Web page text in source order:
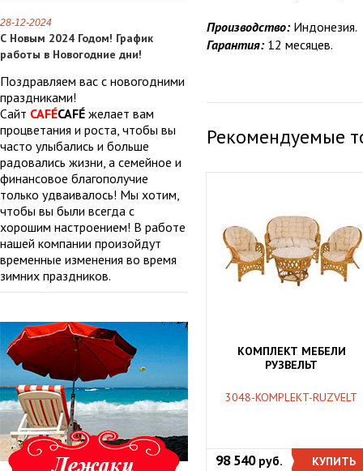
28-12-2024
С Новым 2024 Годом! График
работы в Новогодние дни!
Поздравляем вас с новогодними
праздниками!
Сайт CAFÉCAFÉ желает вам
процветания и роста, чтобы вы
часто улыбались и больше
радовались жизни, а семейное и
финансовое благополучие
только удваивалось! Мы хотим,
чтобы вы были всегда с
хорошим настроением! В работе
нашей компании произойдут
временные изменения во время
зимних праздников.
Производство: Индонезия.
Гарантия: 12 месяцев.
Рекомендуемые
КОМПЛЕКТ МЕБЕЛИ
РУЗВЕЛЬТ
3048-KOMPLEKT-RUZVELT
98 540 руб. КУПИТЬ